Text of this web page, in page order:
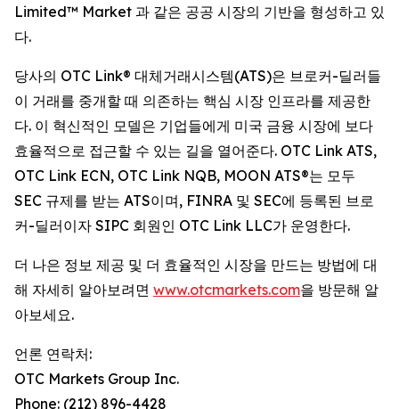
Limited™ Market 과 같은 공공 시장의 기반을 형성하고 있
다.
당사의 OTC Link® 대체거래시스템(ATS)은 브로커-딜러들
이 거래를 중개할 때 의존하는 핵심 시장 인프라를 제공한
다. 이 혁신적인 모델은 기업들에게 미국 금융 시장에 보다
효율적으로 접근할 수 있는 길을 열어준다. OTC Link ATS,
OTC Link ECN, OTC Link NQB, MOON ATS®는 모두
SEC 규제를 받는 ATS이며, FINRA 및 SEC에 등록된 브로
커-딜러이자 SIPC 회원인 OTC Link LLC가 운영한다.
더 나은 정보 제공 및 더 효율적인 시장을 만드는 방법에 대
해 자세히 알아보려면 www.otcmarkets.com을 방문해 알
아보세요.
언론 연락처:
OTC Markets Group Inc.
Phone: (212) 896-4428